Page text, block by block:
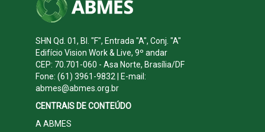
SHN Qd. 01, Bl. "F", Entrada "A", Conj. "A"
Edifício Vision Work & Live, 9º andar
CEP: 70.701-060 - Asa Norte, Brasília/DF
Fone: (61) 3961-9832 | E-mail:
abmes@abmes.org.br
CENTRAIS DE CONTEÚDO
A ABMES